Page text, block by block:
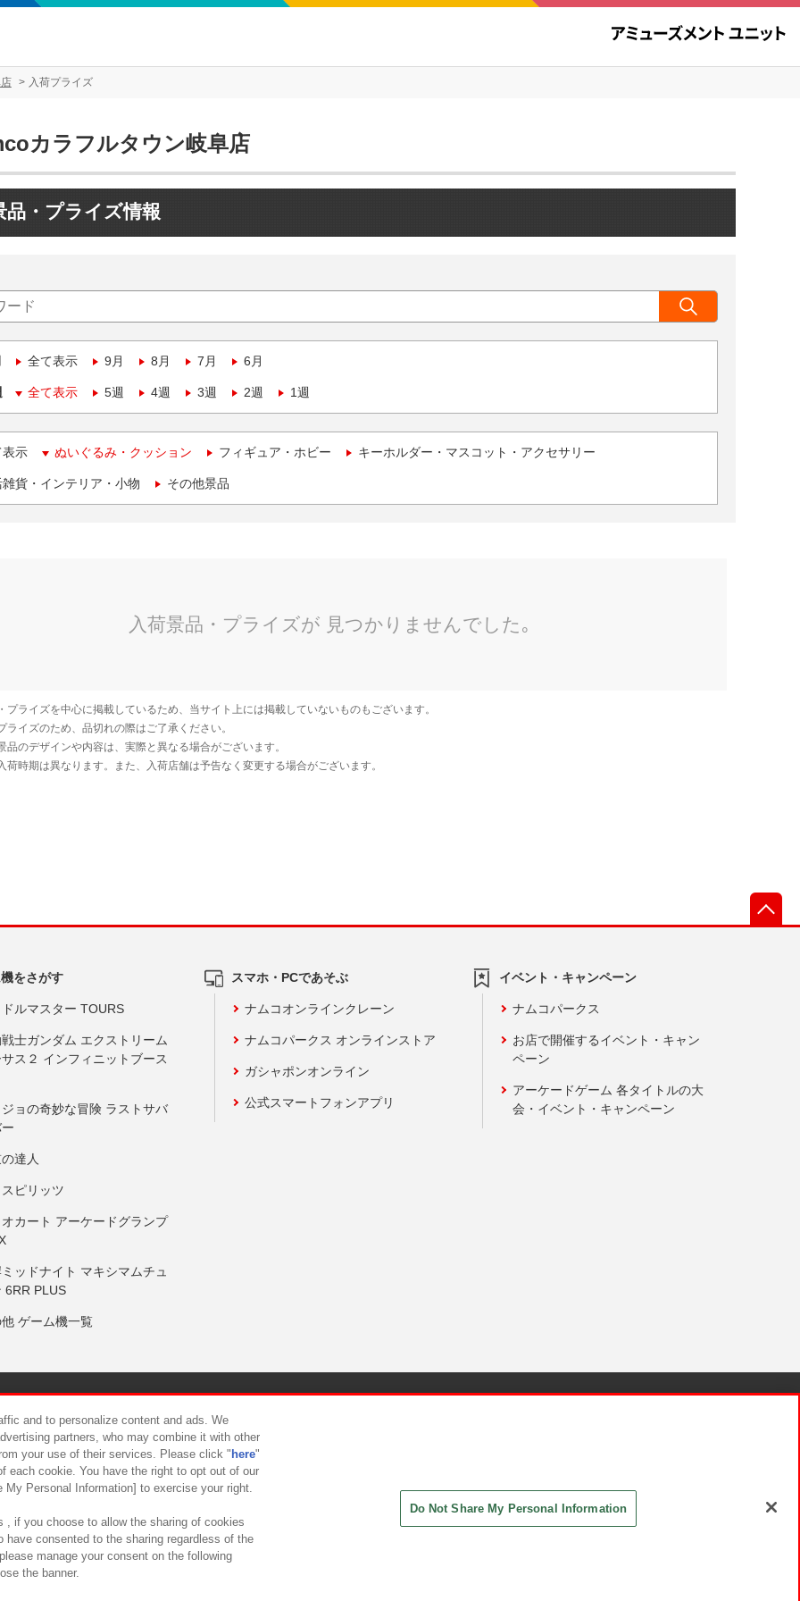
入荷プライズ
カラフルタウン岐阜店
品・プライズ情報
全て表示 9月 8月 7月 6月
全て表示 5週 4週 3週 2週 1週
表示 ぬいぐるみ・クッション フィギュア・ホビー キーホルダー・マスコット・アクセサリー
貨・インテリア・小物 その他景品
をさがす
ルマスター TOURS
士ガンダム エクストリーム
ス２ インフィニットブース
ョの奇妙な冒険 ラストサバ
達人
ピリッツ
カート アーケードグランプ
ッドナイト マキシマムチュ
6RR PLUS
ゲーム機一覧
スマホ・PCであそぶ
ナムコオンラインクレーン
ナムコパークス オンラインストア
ガシャポンオンライン
公式スマートフォンアプリ
イベント・キャンペーン
ナムコパークス
お店で開催するイベント・キャン
ペーン
アーケードゲーム 各タイトルの大
会・イベント・キャンペーン
について カスタマーハラスメント対応方針
and to personalize content and ads. We
partners, who may combine it with other
your use of their services. Please click " here"
each cookie. You have the right to opt out of our
Personal Information] to exercise your right.
, if you choose to allow the sharing of cookies
have consented to the sharing regardless of the
manage your consent on the following
the banner.
Do Not Share My Personal Information